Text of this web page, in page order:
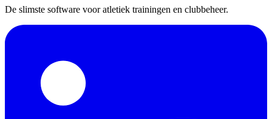
De slimste software voor atletiek trainingen en clubbeheer.